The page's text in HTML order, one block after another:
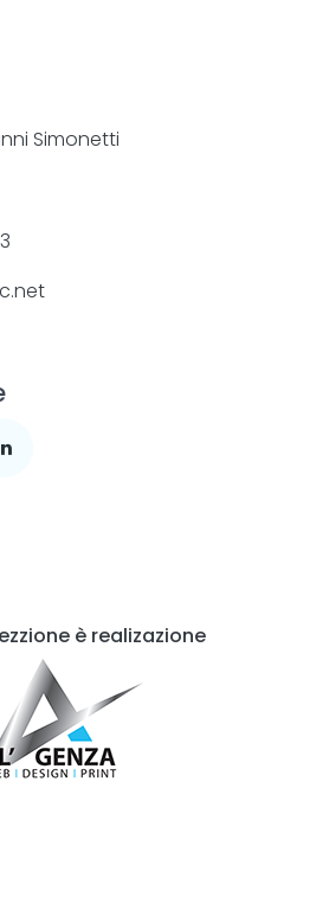
Simonetti
è realizazione